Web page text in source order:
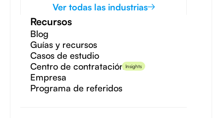
Ver todas las industrias
Recursos
Blog
Guías y recursos
Casos de estudio
Centro de contrataciónInsights
Empresa
Programa de referidos